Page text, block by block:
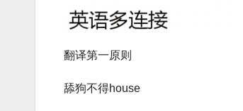
翻译第一原则
舔狗不得house